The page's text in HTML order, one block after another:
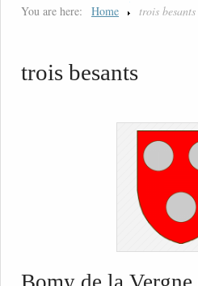
You are here: Home trois besants
trois besants